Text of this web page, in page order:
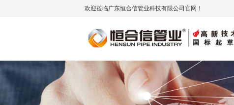
欢迎莅临广东恒合信管业科技有限公司官网！